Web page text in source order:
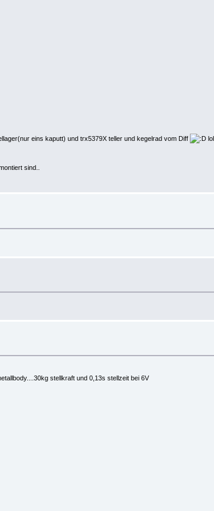
eins kaputt) und trx5379X teller und kegelrad vom Diff
lol
sind..
stellkraft und 0,13s stellzeit bei 6V